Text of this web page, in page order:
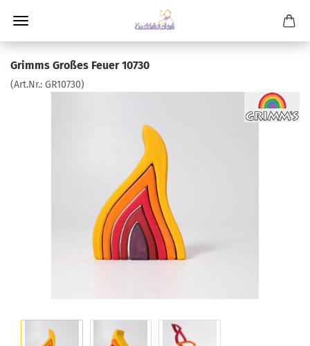
Grimms Großes Feuer 10730
(Art.Nr.: GR10730)